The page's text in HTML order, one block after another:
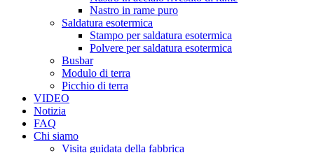
Nastro in rame puro
Saldatura esotermica
Stampo per saldatura esotermica
Polvere per saldatura esotermica
Busbar
Modulo di terra
Picchio di terra
VIDEO
Notizia
FAQ
Chi siamo
Visita guidata della fabbrica